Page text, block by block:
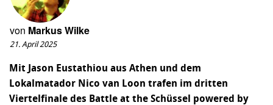
von Markus Wilke
21. April 2025
Mit Jason Eustathiou aus Athen und dem
Lokalmatador Nico van Loon trafen im dritten
Viertelfinale des Battle at the Schüssel powered by